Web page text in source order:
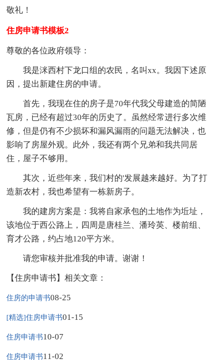
敬礼！
住房申请书模板2
尊敬的各位政府领导：
我是洣西村下龙口组的农民，名叫xx。我因下述原
因，提出新建住房的申请。
首先，我现在住的房子是70年代我父母建造的简陋
瓦房，已经有超过30年的历史了。虽然经常进行多次维
修，但是仍有不少损坏和漏风漏雨的问题无法解决，也
影响了房屋外观。此外，我还有两个兄弟和我共同居
住，屋子不够用。
其次，近些年来，我们村的'发展越来越好。为了打
造新农村，我也希望有一栋新房子。
我的建房方案是：我将自家承包的土地作为坵址，
该地位于西公路上，四周是唐桂兰、潘玲英、楼前组、
育才公路，约占地120平方米。
请您审核并批准我的申请。谢谢！
【住房申请书】相关文章：
住房的申请书08-25
[精选]住房申请书01-15
住房申请书10-07
住房申请书11-02